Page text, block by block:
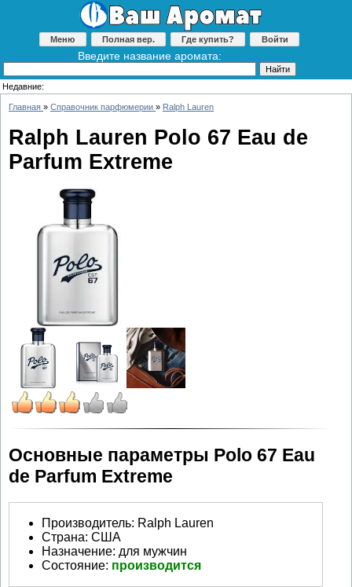
Меню Полная вер. Где купить? Войти
Введите название аромата:
Недавние:
Главная » Справочник парфюмерии » Ralph Lauren
Ralph Lauren Polo 67 Eau de
Parfum Extreme
Основные параметры Polo 67 Eau
de Parfum Extreme
Производитель: Ralph Lauren
Страна: США
Назначение: для мужчин
Состояние: производится